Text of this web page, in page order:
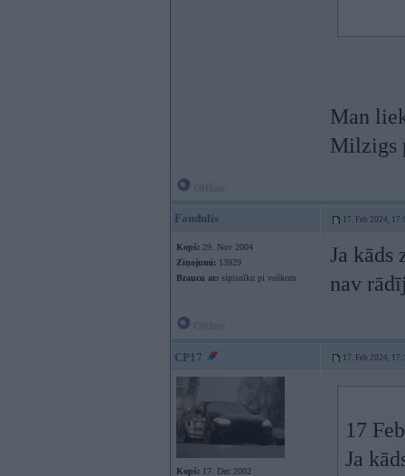
Man
Milzigs
Fandulis 17. Feb 2024,
Kopš: 29. Nov 2004
Ziņojumi: 13929
Braucu ar: sipisnīku pi vuškom
Ja kāds
nav
CP17 17. Feb 2024,
Kopš: 17. Dec 2002
17
Ja